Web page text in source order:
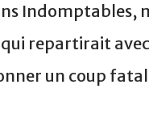
Indomptables,
repartirait
un coup